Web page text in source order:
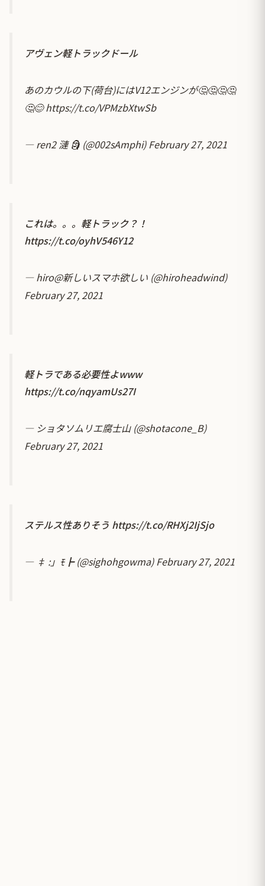
アヴェン軽トラックドール
あのカウルの下(荷台)にはV12エンジンが🤔🤔🤔🤔
🤔😊https://t.co/VPMzbXtwSb
— ren2 漣 🗿 (@002sAmphi)February 27, 2021
これは。。。軽トラック？！
https://t.co/oyhV546Y12
— hiro@新しいスマホ欲しい (@hiroheadwind)
February 27, 2021
軽トラである必要性よwww
https://t.co/nqyamUs27I
— ショタソムリエ腐士山 (@shotacone_B)
February 27, 2021
ステルス性ありそう https://t.co/RHXj2IjSjo
— ‡ :」ﾓ┣ (@sighohgowma)February 27, 2021